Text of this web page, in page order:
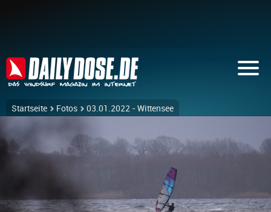
Startseite Fotos 03.01.2022 - Wittensee